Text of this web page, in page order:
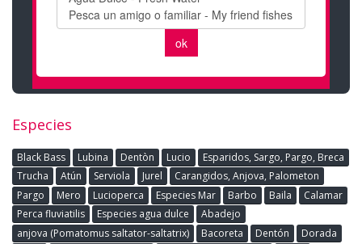
Especies
Black Bass Lubina Dentòn Lucio
Esparidos, Sargo, Pargo, Breca
Trucha
Atún Serviola Jurel
Carangidos, Anjova, Palometon
Pargo
Mero Lucioperca Especies Mar Barbo Baila
Calamar
Perca fluviatilis
Especies agua dulce
Abadejo
anjova (Pomatomus saltator-saltatrix)
Bacoreta Dentón
Dorada